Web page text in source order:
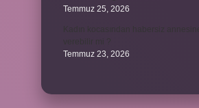
Temmuz 25, 2026
Temmuz 23, 2026